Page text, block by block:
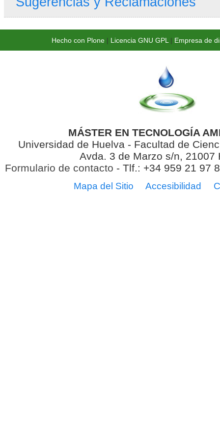
Hecho con Plone| Licencia GNU GPL | Empresa de
MÁSTER EN TECNOLOGÍA
Universidad de Huelva - Facultad de
Avda. 3 de Marzo s/n, 21007
Formulario de contacto - Tlf.: +34 959 21 97
Mapa del Sitio Accesibilidad